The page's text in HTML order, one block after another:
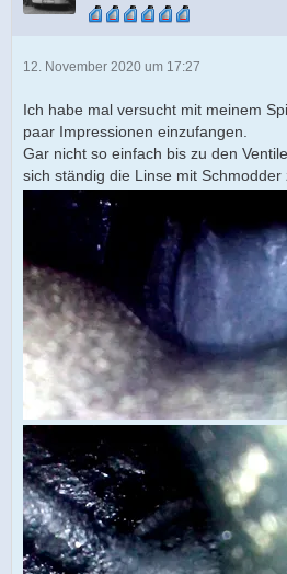
12. November 2020 um 17:27
Ich habe mal versucht mit meinem
paar Impressionen einzufangen.
Gar nicht so einfach bis zu den
sich ständig die Linse mit Schmodder